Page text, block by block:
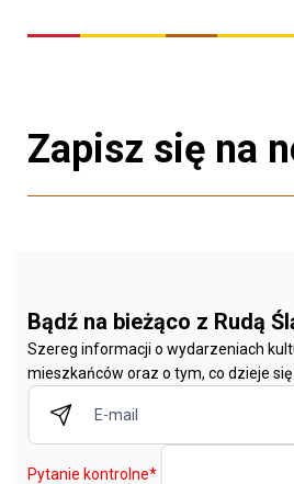
Zapisz się na
Bądź na bieżąco z Rudą
Szereg informacji o wydarzeniach
mieszkańców oraz o tym, co dzieje się
Pytanie kontrolne*